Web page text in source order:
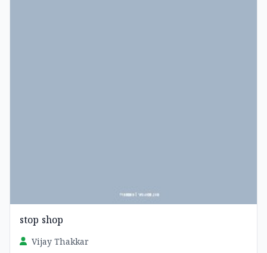
stop shop
Vijay Thakkar